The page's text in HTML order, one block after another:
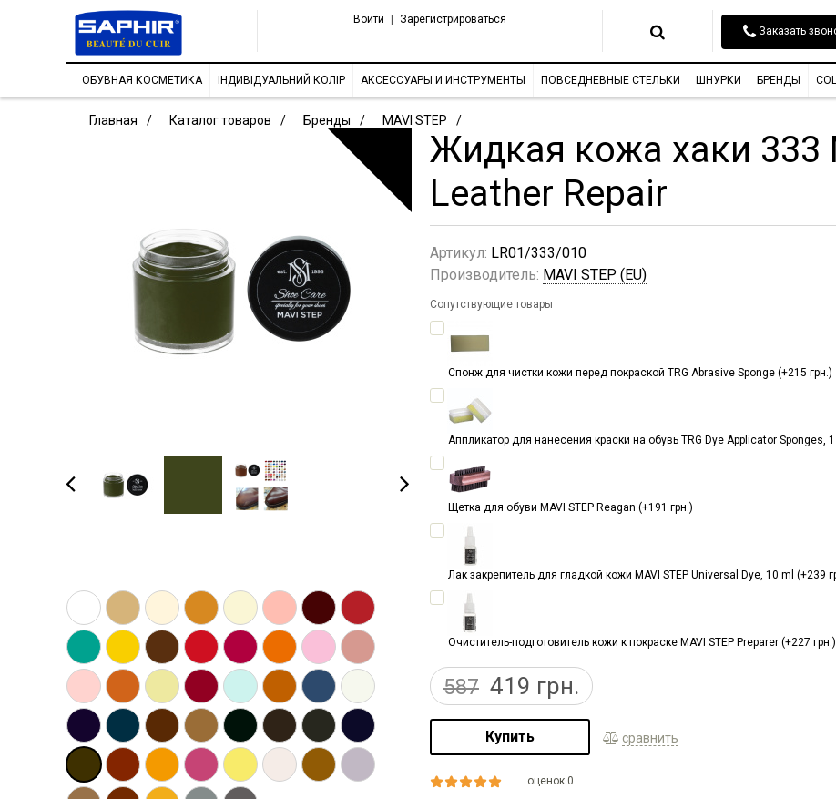
Войти
Зарегистрироваться
Заказать
ОБУВНАЯ КОСМЕТИКА ІНДИВІДУАЛЬНИЙ КОЛІР АКСЕССУАРЫ И ИНСТРУМЕНТЫ ПОВСЕДНЕВНЫЕ СТЕЛЬКИ ШНУРКИ БРЕНДЫ
Главная Каталог товаров Бренды MAVI STEP
Жидкая кожа хаки 333
Leather Repair
Артикул: LR01/333/010
Производитель: MAVI STEP (EU)
Сопутствующие товары
Спонж для чистки кожи перед покраской TRG Abrasive Sponge (+215 грн.)
Аппликатор для нанесения краски на обувь TRG Dye Applicator Sponges,
Щетка для обуви MAVI STEP Reagan (+191 грн.)
Лак закрепитель для гладкой кожи MAVI STEP Universal Dye, 10 ml (+239
Очиститель-подготовитель кожи к покраске MAVI STEP Preparer (+227 грн.)
587 419 грн.
Купить сравнить
оценок 0